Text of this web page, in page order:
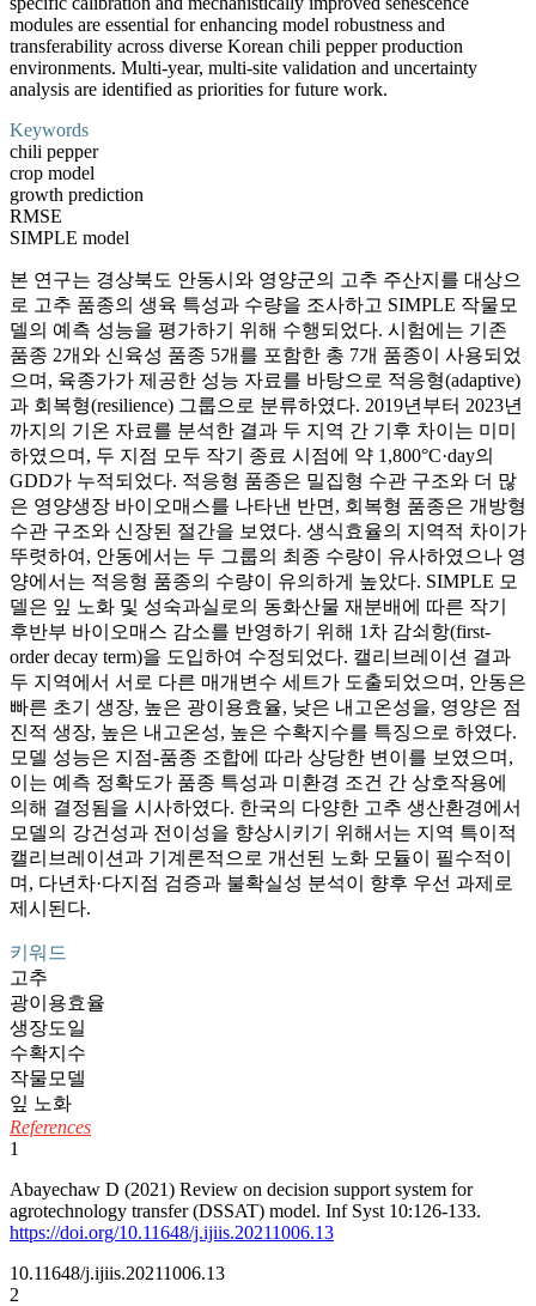
modules are essential for enhancing model robustness and
transferability across diverse Korean chili pepper production
environments. Multi-year, multi-site validation and uncertainty
analysis are identified as priorities for future work.
Keywords
chili pepper
crop model
growth prediction
RMSE
SIMPLE model
본 연구는 경상북도 안동시와 영양군의 고추 주산지를 대상으
로 고추 품종의 생육 특성과 수량을 조사하고 SIMPLE 작물모
델의 예측 성능을 평가하기 위해 수행되었다. 시험에는 기존
품종 2개와 신육성 품종 5개를 포함한 총 7개 품종이 사용되었
으며, 육종가가 제공한 성능 자료를 바탕으로 적응형(adaptive)
과 회복형(resilience) 그룹으로 분류하였다. 2019년부터 2023년
까지의 기온 자료를 분석한 결과 두 지역 간 기후 차이는 미미
하였으며, 두 지점 모두 작기 종료 시점에 약 1,800°C·day의
GDD가 누적되었다. 적응형 품종은 밀집형 수관 구조와 더 많
은 영양생장 바이오매스를 나타낸 반면, 회복형 품종은 개방형
수관 구조와 신장된 절간을 보였다. 생식효율의 지역적 차이가
뚜렷하여, 안동에서는 두 그룹의 최종 수량이 유사하였으나 영
양에서는 적응형 품종의 수량이 유의하게 높았다. SIMPLE 모
델은 잎 노화 및 성숙과실로의 동화산물 재분배에 따른 작기
후반부 바이오매스 감소를 반영하기 위해 1차 감쇠항(first-
order decay term)을 도입하여 수정되었다. 캘리브레이션 결과
두 지역에서 서로 다른 매개변수 세트가 도출되었으며, 안동은
빠른 초기 생장, 높은 광이용효율, 낮은 내고온성을, 영양은 점
진적 생장, 높은 내고온성, 높은 수확지수를 특징으로 하였다.
모델 성능은 지점-품종 조합에 따라 상당한 변이를 보였으며,
이는 예측 정확도가 품종 특성과 미환경 조건 간 상호작용에
의해 결정됨을 시사하였다. 한국의 다양한 고추 생산환경에서
모델의 강건성과 전이성을 향상시키기 위해서는 지역 특이적
캘리브레이션과 기계론적으로 개선된 노화 모듈이 필수적이
며, 다년차·다지점 검증과 불확실성 분석이 향후 우선 과제로
제시된다.
키워드
고추
광이용효율
생장도일
수확지수
작물모델
잎 노화
References
1
Abayechaw D (2021) Review on decision support system for
agrotechnology transfer (DSSAT) model. Inf Syst 10:126-133.
https://doi.org/10.11648/j.ijiis.20211006.13
10.11648/j.ijiis.20211006.13
2